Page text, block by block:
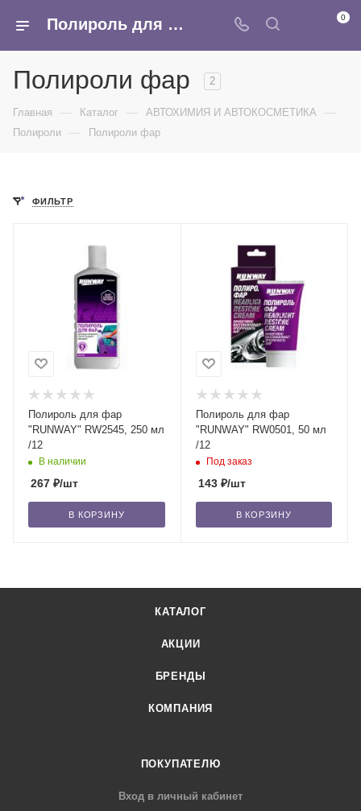
Полироль для фар, купить полироль для салона, пластика, кузова автомобиля в интернет-магазине Армина 0
Полироли фар 2
Главная — Каталог — АВТОХИМИЯ И АВТОКОСМЕТИКА —
Полироли — Полироли фар
ФИЛЬТР
Полироль для фар
"RUNWAY" RW2545, 250 мл
/12
В наличии
267 ₽/шт
В КОРЗИНУ
Полироль для фар
"RUNWAY" RW0501, 50 мл
/12
Под заказ
143₽/шт
В КОРЗИНУ
КАТАЛОГ
АКЦИИ
БРЕНДЫ
КОМПАНИЯ
ПОКУПАТЕЛЮ
Вход в личный кабинет